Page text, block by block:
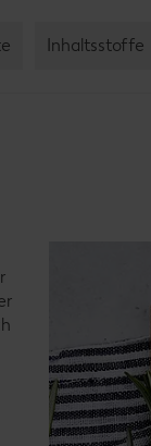
Inhaltsstoffe